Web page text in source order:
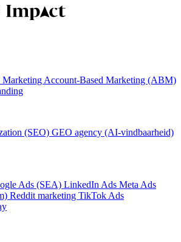
Account-Based Marketing (ABM)
(SEO) GEO agency (AI-vindbaarheid)
Ads (SEA) LinkedIn Ads Meta Ads
Reddit marketing TikTok Ads